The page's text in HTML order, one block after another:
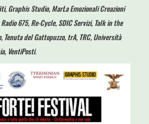
Graphis Studio, MarLa Emozionali Creazioni
675, Re-Cycle, SDIC Servizi, Talk in the
Tenuta del Gattopuzzo, trA, TRC, Università
VentiPosti.